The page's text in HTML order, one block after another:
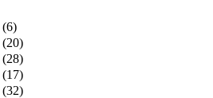
(6)
(20)
(28)
(17)
(32)